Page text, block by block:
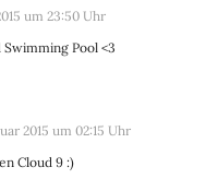
um 23:50 Uhr
Swimming Pool <3
2015 um 02:15 Uhr
Cloud 9 :)